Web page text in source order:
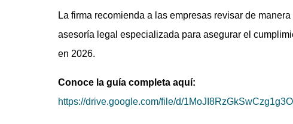
La firma recomienda a las empresas revisar de
asesoría legal especializada para asegurar el
en 2026.
Conoce la guía completa aquí:
https://drive.google.com/file/d/